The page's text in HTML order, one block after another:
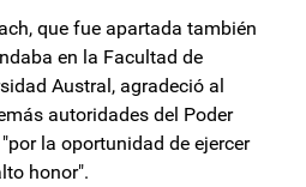
que fue apartada también
en la Facultad de
Austral, agradeció al
autoridades del Poder
la oportunidad de ejercer
honor".